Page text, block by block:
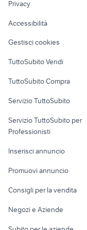
panda 2011 accessori auto
Informatica
Console e
Fotografia
Telefonia
Privacy
Accessibilità
Gestisci cookies
TuttoSubito Vendi
TuttoSubito Compra
Servizio TuttoSubito
Servizio TuttoSubito per
Professionisti
Inserisci annuncio
Promuovi annuncio
Consigli per la vendita
Negozi e Aziende